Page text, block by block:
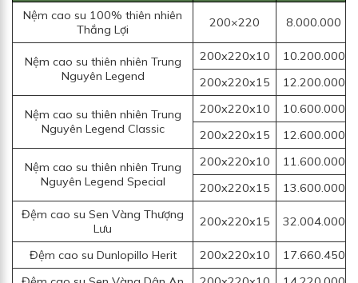
Nệm cao su 100% thiên nhiên
Thắng Lợi
200×220 8.000.000
Nệm cao su thiên nhiên Trung
Nguyên Legend
200x220x10
10.200.000
200x220x15
12.200.000
Nệm cao su thiên nhiên Trung
Nguyên Legend Classic
200x220x10
10.600.000
200x220x15
12.600.000
Nệm cao su thiên nhiên Trung
Nguyên Legend Special
200x220x10
11.600.000
200x220x15
13.600.000
Đệm cao su Sen Vàng Thượng
Lưu
200x220x15 32.004.000
Đệm cao su Dunlopillo Herit 200x220x10
17.660.450